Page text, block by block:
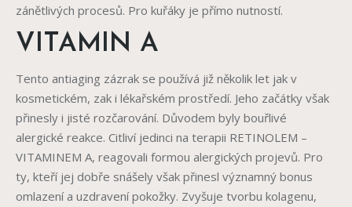
zánětlivých procesů. Pro kuřáky je přímo nutností.
VITAMIN A
Tento antiaging zázrak se používá již několik let jak v
kosmetickém, zak i lékařském prostředí. Jeho začátky však
přinesly i jisté rozčarování. Důvodem byly bouřlivé
alergické reakce. Citliví jedinci na terapii RETINOLEM –
VITAMINEM A, reagovali formou alergických projevů. Pro
ty, kteří jej dobře snášely však přinesl významný bonus
omlazení a uzdravení pokožky. Zvyšuje tvorbu kolagenu,